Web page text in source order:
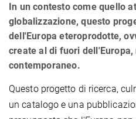
In un contesto come quello
globalizzazione, questo
dell'Europa eteroprodotte,
create al di fuori
contemporaneo.
Questo progetto di ricerca,
un catalogo e una